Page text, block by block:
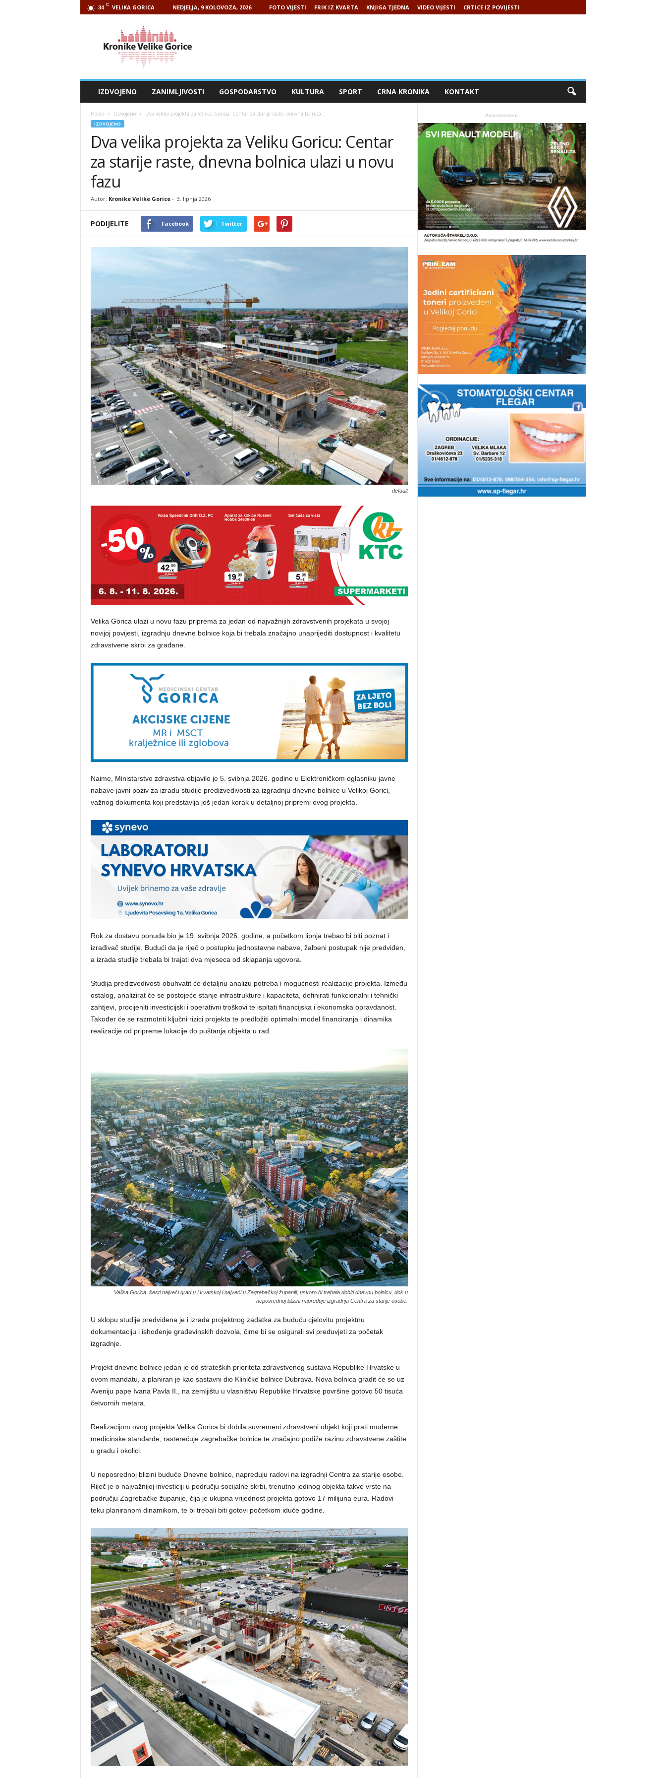
34 C VELIKA GORICA NEDJELJA, 9 KOLOVOZA, 2026 FOTO VIJESTI FRIK IZ KVARTA KNJIGA TJEDNA VIDEO VIJESTI CRTICE IZ POVIJESTI
IZDVOJENO ZANIMLJIVOSTI GOSPODARSTVO KULTURA SPORT CRNA KRONIKA KONTAKT
Home Izdvojeno Dva velika projekta za Veliku Goricu: Centar za starije raste, dnevna bolnica...
IZDVOJENO
Dva velika projekta za Veliku Goricu: Centar
za starije raste, dnevna bolnica ulazi u novu
fazu
Autor: Kronike Velike Gorice- 3. lipnja 2026
PODIJELITE Facebook Twitter
default
Velika Gorica ulazi u novu fazu priprema za jedan od najvažnijih zdravstvenih projekata u svojoj
novijoj povijesti, izgradnju dnevne bolnice koja bi trebala značajno unaprijediti dostupnost i kvalitetu
zdravstvene skrbi za građane.
Naime, Ministarstvo zdravstva objavilo je 5. svibnja 2026. godine u Elektroničkom oglasniku javne
nabave javni poziv za izradu studije predizvedivosti za izgradnju dnevne bolnice u Velikoj Gorici,
važnog dokumenta koji predstavlja još jedan korak u detaljnoj pripremi ovog projekta.
Rok za dostavu ponuda bio je 19. svibnja 2026. godine, a početkom lipnja trebao bi biti poznat i
izrađivač studije. Budući da je riječ o postupku jednostavne nabave, žalbeni postupak nije predviđen,
a izrada studije trebala bi trajati dva mjeseca od sklapanja ugovora.
Studija predizvedivosti obuhvatit će detaljnu analizu potreba i mogućnosti realizacije projekta. Između
ostalog, analizirat će se postojeće stanje infrastrukture i kapaciteta, definirati funkcionalni i tehnički
zahtjevi, procijeniti investicijski i operativni troškovi te ispitati financijska i ekonomska opravdanost.
Također će se razmotriti ključni rizici projekta te predložiti optimalni model financiranja i dinamika
realizacije od pripreme lokacije do puštanja objekta u rad.
Velika Gorica, šesti najveći grad u Hrvatskoj i najveći u Zagrebačkoj županiji, uskoro bi trebala dobiti dnevnu bolnicu, dok u
neposrednoj blizini napreduje izgradnja Centra za starije osobe.
U sklopu studije predviđena je i izrada projektnog zadatka za buduću cjelovitu projektnu
dokumentaciju i ishođenje građevinskih dozvola, čime bi se osigurali svi preduvjeti za početak
izgradnje.
Projekt dnevne bolnice jedan je od strateških prioriteta zdravstvenog sustava Republike Hrvatske u
ovom mandatu, a planiran je kao sastavni dio Kliničke bolnice Dubrava. Nova bolnica gradit će se uz
Aveniju pape Ivana Pavla II., na zemljištu u vlasništvu Republike Hrvatske površine gotovo 50 tisuća
četvornih metara.
Realizacijom ovog projekta Velika Gorica bi dobila suvremeni zdravstveni objekt koji prati moderne
medicinske standarde, rasterećuje zagrebačke bolnice te značajno podiže razinu zdravstvene zaštite
u gradu i okolici.
U neposrednoj blizini buduće Dnevne bolnice, napreduju radovi na izgradnji Centra za starije osobe.
Riječ je o najvažnijoj investiciji u području socijalne skrbi, trenutno jedinog objekta takve vrste na
području Zagrebačke županije, čija je ukupna vrijednost projekta gotovo 17 milijuna eura. Radovi
teku planiranom dinamikom, te bi trebali biti gotovi početkom iduće godine.
- Advertisement -